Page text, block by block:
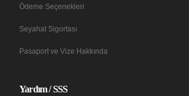
Ödeme Seçenekleri
Seyahat Sigortası
Pasaport ve Vize Hakkında
Yardım / SSS